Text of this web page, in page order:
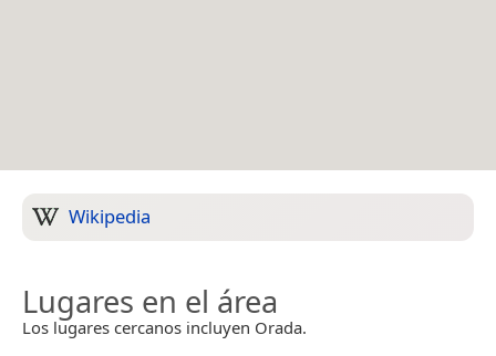
Wikipedia
Lugares en el área
Los lugares cercanos incluyen Orada.